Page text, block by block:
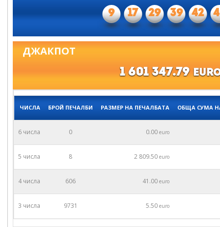
9 17 29 39 42
ДЖАКПОТ
1 601 347.79
ЧИСЛА БРОЙ ПЕЧАЛБИ РАЗМЕР НА ПЕЧАЛБАТА ОБЩА СУМА
6 числа 0 0.00 euro
5 числа 8 2 809.50 euro
4 числа 606 41.00 euro
3 числа 9731 5.50 euro